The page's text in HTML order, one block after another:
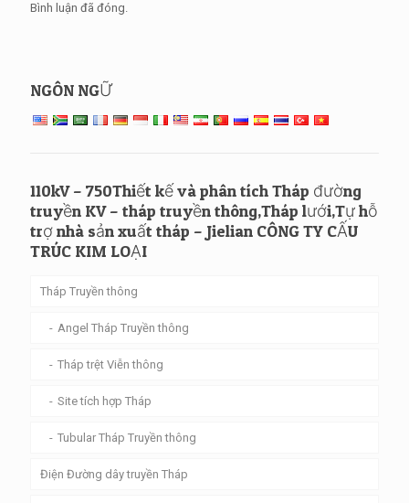
Bình luận đã đóng.
NGÔN NGỮ
110kV – 750Thiết kế và phân tích Tháp đường
truyền KV – tháp truyền thông,Tháp lưới,Tự hỗ
trợ nhà sản xuất tháp – Jielian CÔNG TY CẤU
TRÚC KIM LOẠI
Tháp Truyền thông
Angel Tháp Truyền thông
Tháp trệt Viễn thông
Site tích hợp Tháp
Tubular Tháp Truyền thông
Điện Đường dây truyền Tháp